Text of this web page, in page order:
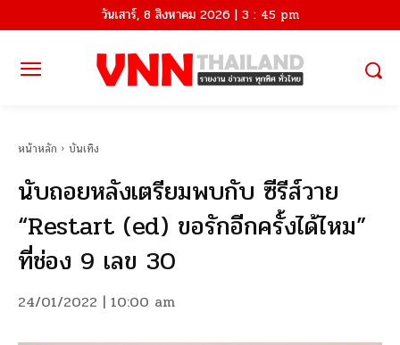
วันเสาร์, 8 สิงหาคม 2026 | 3 : 45 pm
หน้าหลัก บันเทิง
นับถอยหลังเตรียมพบกับ ซีรีส์วาย
“Restart (ed) ขอรักอีกครั้งได้ไหม”
ที่ช่อง 9 เลข 30
24/01/2022 | 10:00 am